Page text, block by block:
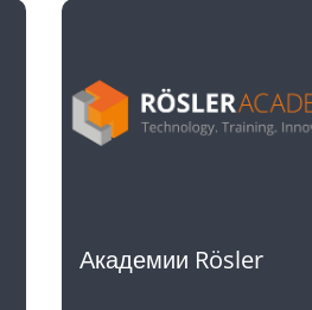
Академии Rösler